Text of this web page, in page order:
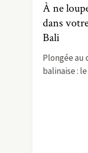
À ne
dans
Bali
Plongée au
balinaise : le